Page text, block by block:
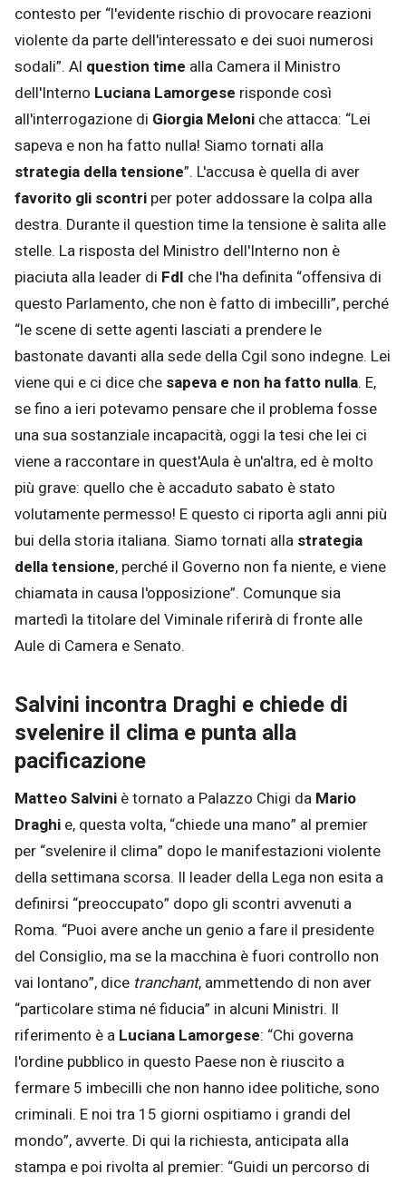
contesto per “l'evidente rischio di provocare reazioni
violente da parte dell'interessato e dei suoi numerosi
sodali”. Al question time alla Camera il Ministro
dell'Interno Luciana Lamorgese risponde così
all'interrogazione di Giorgia Meloni che attacca: “Lei
sapeva e non ha fatto nulla! Siamo tornati alla
strategia della tensione”. L'accusa è quella di aver
favorito gli scontri per poter addossare la colpa alla
destra. Durante il question time la tensione è salita alle
stelle. La risposta del Ministro dell'Interno non è
piaciuta alla leader di FdI che l'ha definita “offensiva di
questo Parlamento, che non è fatto di imbecilli”, perché
“le scene di sette agenti lasciati a prendere le
bastonate davanti alla sede della Cgil sono indegne. Lei
viene qui e ci dice che sapeva e non ha fatto nulla. E,
se fino a ieri potevamo pensare che il problema fosse
una sua sostanziale incapacità, oggi la tesi che lei ci
viene a raccontare in quest'Aula è un'altra, ed è molto
più grave: quello che è accaduto sabato è stato
volutamente permesso! E questo ci riporta agli anni più
bui della storia italiana. Siamo tornati alla strategia
della tensione, perché il Governo non fa niente, e viene
chiamata in causa l'opposizione”. Comunque sia
martedì la titolare del Viminale riferirà di fronte alle
Aule di Camera e Senato.
Salvini incontra Draghi e chiede di
svelenire il clima e punta alla
pacificazione
Matteo Salvini è tornato a Palazzo Chigi da Mario
Draghi e, questa volta, “chiede una mano” al premier
per “svelenire il clima” dopo le manifestazioni violente
della settimana scorsa. Il leader della Lega non esita a
definirsi “preoccupato” dopo gli scontri avvenuti a
Roma. “Puoi avere anche un genio a fare il presidente
del Consiglio, ma se la macchina è fuori controllo non
vai lontano”, dice tranchant, ammettendo di non aver
“particolare stima né fiducia” in alcuni Ministri. Il
riferimento è a Luciana Lamorgese: “Chi governa
l'ordine pubblico in questo Paese non è riuscito a
fermare 5 imbecilli che non hanno idee politiche, sono
criminali. E noi tra 15 giorni ospitiamo i grandi del
mondo”, avverte. Di qui la richiesta, anticipata alla
stampa e poi rivolta al premier: “Guidi un percorso di